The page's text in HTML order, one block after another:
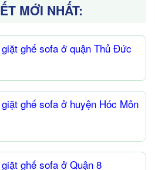
MỚI NHẤT:
ghế sofa ở quận Thủ Đức
ghế sofa ở huyện Hóc Môn
ghế sofa ở Quận 8